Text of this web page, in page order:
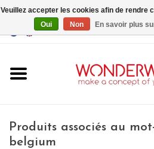
EUR/GBP
Produits associés au
belgium
Veuillez accepter les cookies afin de rendre
Oui
Non En savoir plus